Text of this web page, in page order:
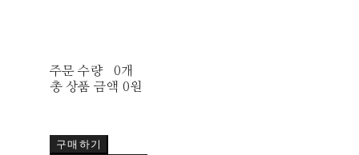
주문 수량
0개
총 상품 금액 0원
구매하기